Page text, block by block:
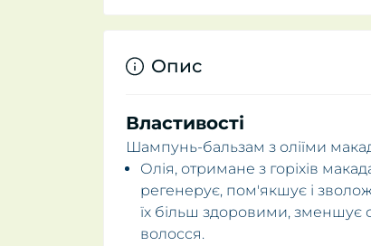
Опис
Властивості
Шампунь-бальзам з оліїми
Олія, отримане з горіхів
регенерує, пом'якшує і
їх більш здоровими, зменшує
волосся.